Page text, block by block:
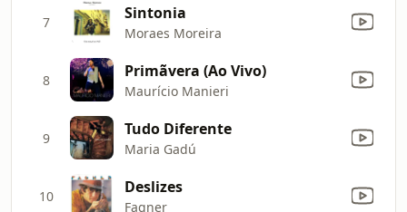
7 Sintonia
Moraes Moreira
8 Primãvera (Ao Vivo)
Maurício Manieri
9 Tudo Diferente
Maria Gadú
10 Deslizes
Fagner